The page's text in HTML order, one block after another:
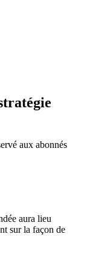
aux abonnés
aura lieu
sur la façon de